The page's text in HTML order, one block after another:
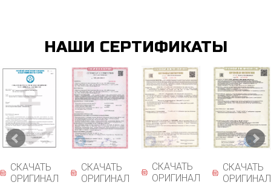
НАШИ СЕРТИФИКАТЫ
СКАЧАТЬ
ОРИГИНАЛ
СКАЧАТЬ
ОРИГИНАЛ
СКАЧАТЬ
ОРИГИНАЛ
СКАЧАТЬ
ОРИГИНАЛ